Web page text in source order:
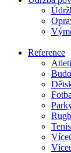
Reference